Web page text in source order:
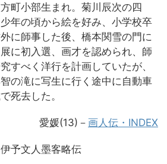
町小部生まれ。菊川辰次の四
年の頃から絵を好み、小学校卒
に師事した後、橋本関雪の門に
に初入選、画才を認められ、師
すべく洋行を計画していたが、
の滝に写生に行く途中に自動車
死去した。
愛媛(13) － 画人伝・INDEX
予文人墨客略伝